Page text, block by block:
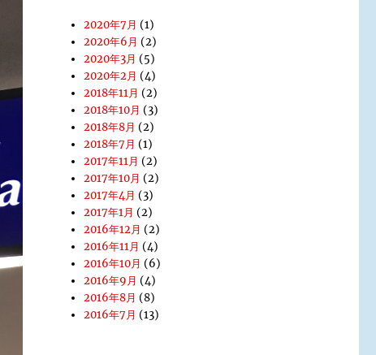
2020年7月 (1)
2020年6月 (2)
2020年3月 (5)
2020年2月 (4)
2018年11月 (2)
2018年10月 (3)
2018年8月 (2)
2018年7月 (1)
2017年11月 (2)
2017年10月 (2)
2017年4月 (3)
2017年1月 (2)
2016年12月 (2)
2016年11月 (4)
2016年10月 (6)
2016年9月 (4)
2016年8月 (8)
2016年7月 (13)